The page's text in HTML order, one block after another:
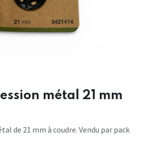
métal 21 mm
de 21 mm à coudre. Vendu par pack